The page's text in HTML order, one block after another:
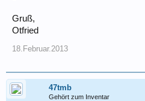
Gruß,
Otfried
18.Februar.2013
47tmb
Gehört zum Inventar